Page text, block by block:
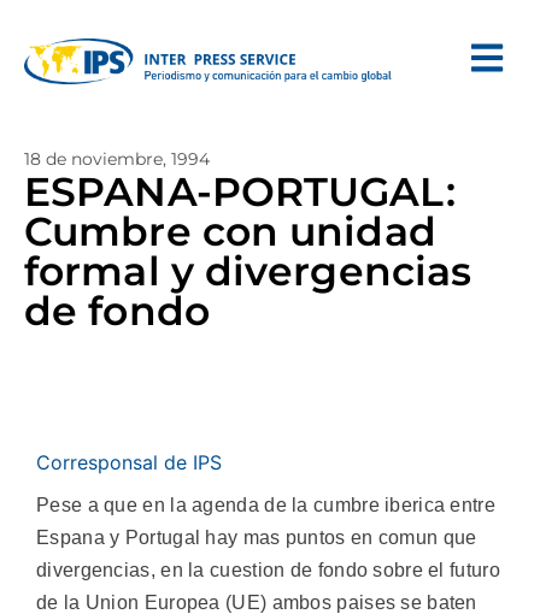
18 de noviembre, 1994
ESPANA-PORTUGAL:
Cumbre con unidad
formal y divergencias
de fondo
Corresponsal de IPS
Pese a que en la agenda de la cumbre iberica entre
Espana y Portugal hay mas puntos en comun que
divergencias, en la cuestion de fondo sobre el futuro
de la Union Europea (UE) ambos paises se baten